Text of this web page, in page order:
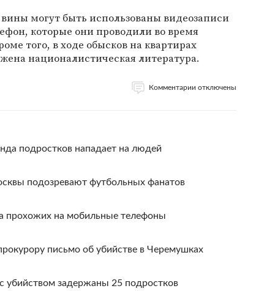
вины могут быть использованы видеозаписи
которые они проводили во время
того, в ходе обысков на квартирах
националистическая литература.
Комментарии отключены
подростков нападает на людей
подозревают футбольных фанатов
прохожих на мобильные телефоны
письмо об убийстве в Черемушках
убийством задержаны 25 подростков